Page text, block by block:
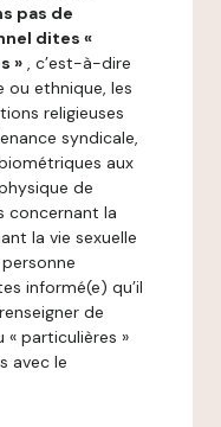
pas de
dites «
» , c’est-à-dire
ou ethnique, les
religieuses
syndicale,
aux
de
concernant la
la vie sexuelle
informé(e) qu’il
de
« particulières »
avec le